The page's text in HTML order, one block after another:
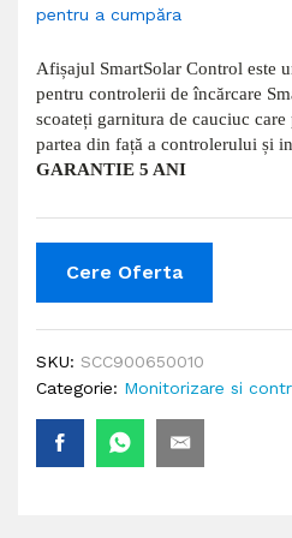
pentru a cumpăra
Afișajul SmartSolar Control este
pentru controlerii de încărcare
scoateți garnitura de cauciuc care
partea din față a controlerului și
GARANTIE 5 ANI
Cere Oferta
SKU: SCC900650010
Categorie: Monitorizare si